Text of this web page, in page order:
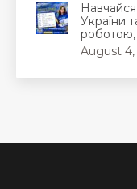
України
August 4,